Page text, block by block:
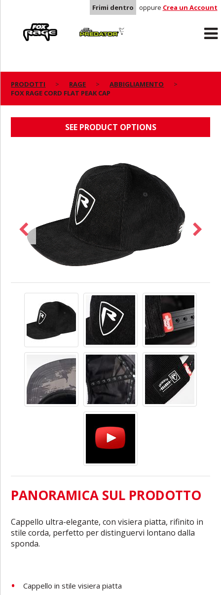
Frimi dentro oppure Crea un Account
Predator
PRODOTTI RAGE
ABBIGLIAMENTO
FOX RAGE CORD FLAT PEAK CAP
SEE PRODUCT OPTIONS
PANORAMICA SUL PRODOTTO
Cappello ultra-elegante, con visiera piatta, rifinito in
stile corda, perfetto per distinguervi lontano dalla
sponda.
Cappello in stile visiera piatta